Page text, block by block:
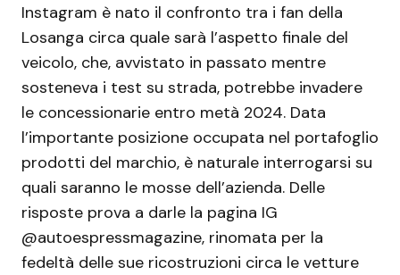
Instagram è nato il confronto tra i fan della
Losanga circa quale sarà l’aspetto finale del
veicolo, che, avvistato in passato mentre
sosteneva i test su strada, potrebbe invadere
le concessionarie entro metà 2024. Data
l’importante posizione occupata nel portafoglio
prodotti del marchio, è naturale interrogarsi su
quali saranno le mosse dell’azienda. Delle
risposte prova a darle la pagina IG
@autoespressmagazine, rinomata per la
fedeltà delle sue ricostruzioni circa le vetture